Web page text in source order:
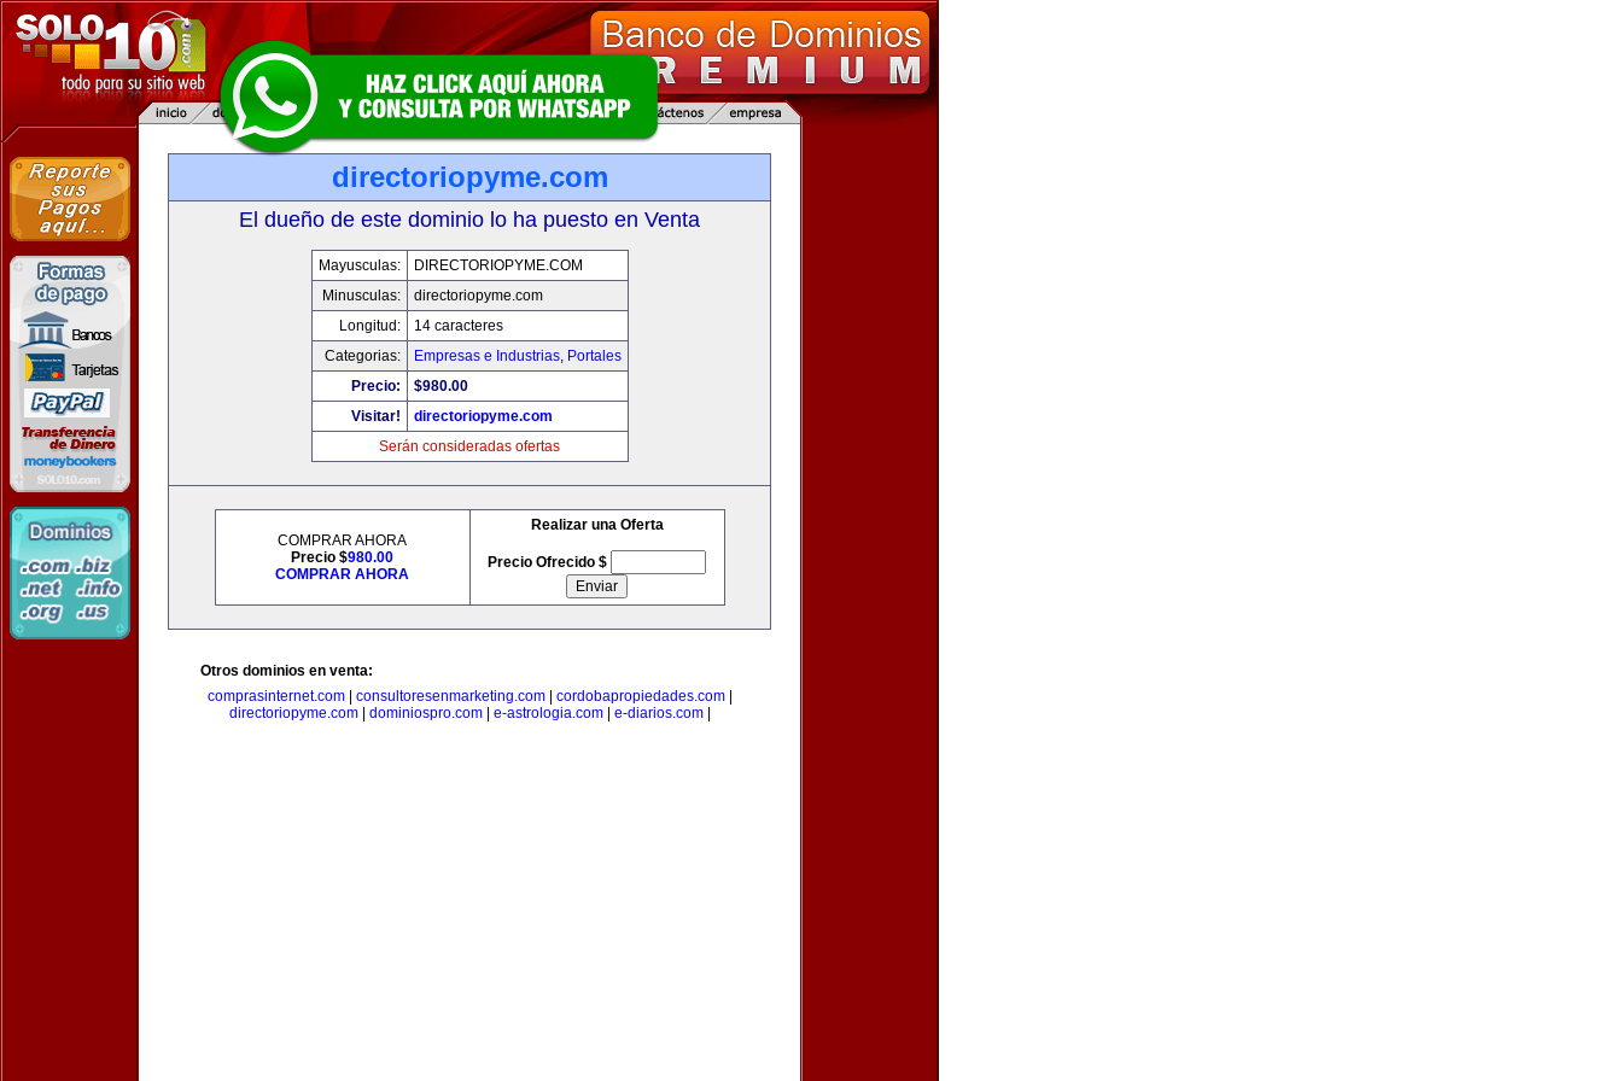
directoriopyme.com
El dueño de este dominio lo ha puesto en Venta
Mayusculas:
DIRECTORIOPYME.COM
Minusculas:
directoriopyme.com
Longitud:
14 caracteres
Categorias:
Empresas e Industrias, Portales
Precio:
$980.00
Visitar!
directoriopyme.com
Serán consideradas ofertas
COMPRAR AHORA
Precio $980.00
COMPRAR AHORA
Realizar una Oferta
Precio Ofrecido $
Otros dominios en venta:
comprasinternet.com| consultoresenmarketing.com| cordobapropiedades.com|
directoriopyme.com| dominiospro.com| e-astrologia.com| e-diarios.com|